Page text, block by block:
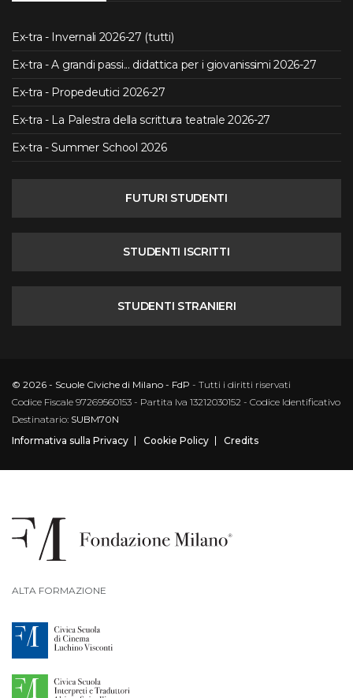
Ex-tra - Invernali 2026-27 (tutti)
Ex-tra - A grandi passi... didattica per i giovanissimi 2026-27
Ex-tra - Propedeutici 2026-27
Ex-tra - La Palestra della scrittura teatrale 2026-27
Ex-tra - Summer School 2026
FUTURI STUDENTI
STUDENTI ISCRITTI
STUDENTI STRANIERI
© 2026 - Scuole Civiche di Milano - FdP - Tutti i diritti riservati
Codice Fiscale 97269560153 - Partita Iva 13212030152 - Codice Identificativo
Destinatario: SUBM70N
Informativa sulla Privacy
Cookie Policy Credits
ALTA FORMAZIONE